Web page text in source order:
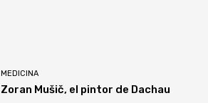
MEDICINA
Zoran Mušič, el pintor de Dachau